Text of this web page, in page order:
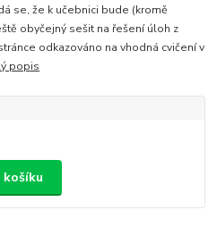
se, že k učebnici bude (kromě
obyčejný sešit na řešení úloh z
odkazováno na vhodná cvičení v
popis